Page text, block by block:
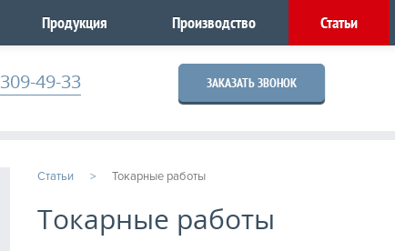
Продукция Производство Статьи
309-49-33 ЗАКАЗАТЬ ЗВОНОК
Статьи Токарные работы
Токарные работы